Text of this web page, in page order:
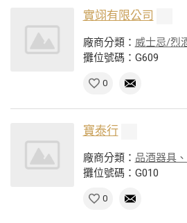
實翊有限公司
廠商分類： 威士忌/烈
攤位號碼：G609
0
寶泰行
廠商分類： 品酒器具
攤位號碼：G010
0